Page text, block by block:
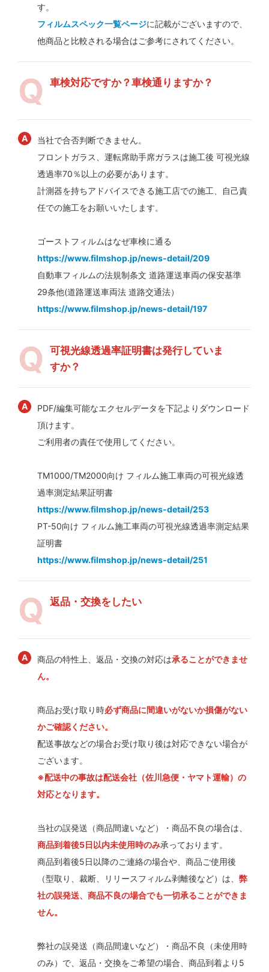
す。
フィルムスペック一覧ページに記載がございますので、
他商品と比較される場合はご参考にされてください。
車検対応ですか？車検通りますか？
当社で合否判断できません。
フロントガラス、運転席助手席ガラスは施工後 可視光線
透過率70％以上の必要があります。
計測器を持ちアドバイスできる施工店での施工、自己責
任での施工をお願いいたします。
ゴーストフィルムはなぜ車検に通る
https://www.filmshop.jp/news-detail/209
自動車フィルムの法規制条文 道路運送車両の保安基準
29条他(道路運送車両法 道路交通法）
https://www.filmshop.jp/news-detail/197
可視光線透過率証明書は発行していま
すか？
PDF/編集可能なエクセルデータを下記よりダウンロード
頂けます。
ご利用者の責任で使用してください。
TM1000/TM2000向け フィルム施工車両の可視光線透
過率測定結果証明書
https://www.filmshop.jp/news-detail/253
PT-50向け フィルム施工車両の可視光線透過率測定結果
証明書
https://www.filmshop.jp/news-detail/251
返品・交換をしたい
商品の特性上、返品・交換の対応は承ることができませ
ん。
商品お受け取り時必ず商品に間違いがないか損傷がない
かご確認ください。
配送事故などの場合お受け取り後は対応できない場合が
ございます。
※配送中の事故は配送会社（佐川急便・ヤマト運輸）の
対応となります。
当社の誤発送（商品間違いなど）・商品不良の場合は、
商品到着後5日以内未使用時のみ承っております。
商品到着後5日以降のご連絡の場合や、商品ご使用後
（型取り、裁断、リリースフィルム剥離後など）は、 弊
社の誤発送、商品不良の場合でも一切承ることができま
せん。
弊社の誤発送（商品間違いなど）・商品不良（未使用時
のみ）で、返品・交換をご希望の場合、商品到着より5